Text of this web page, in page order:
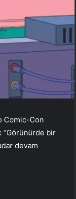
Comic-Con
“Görünürde bir
devam